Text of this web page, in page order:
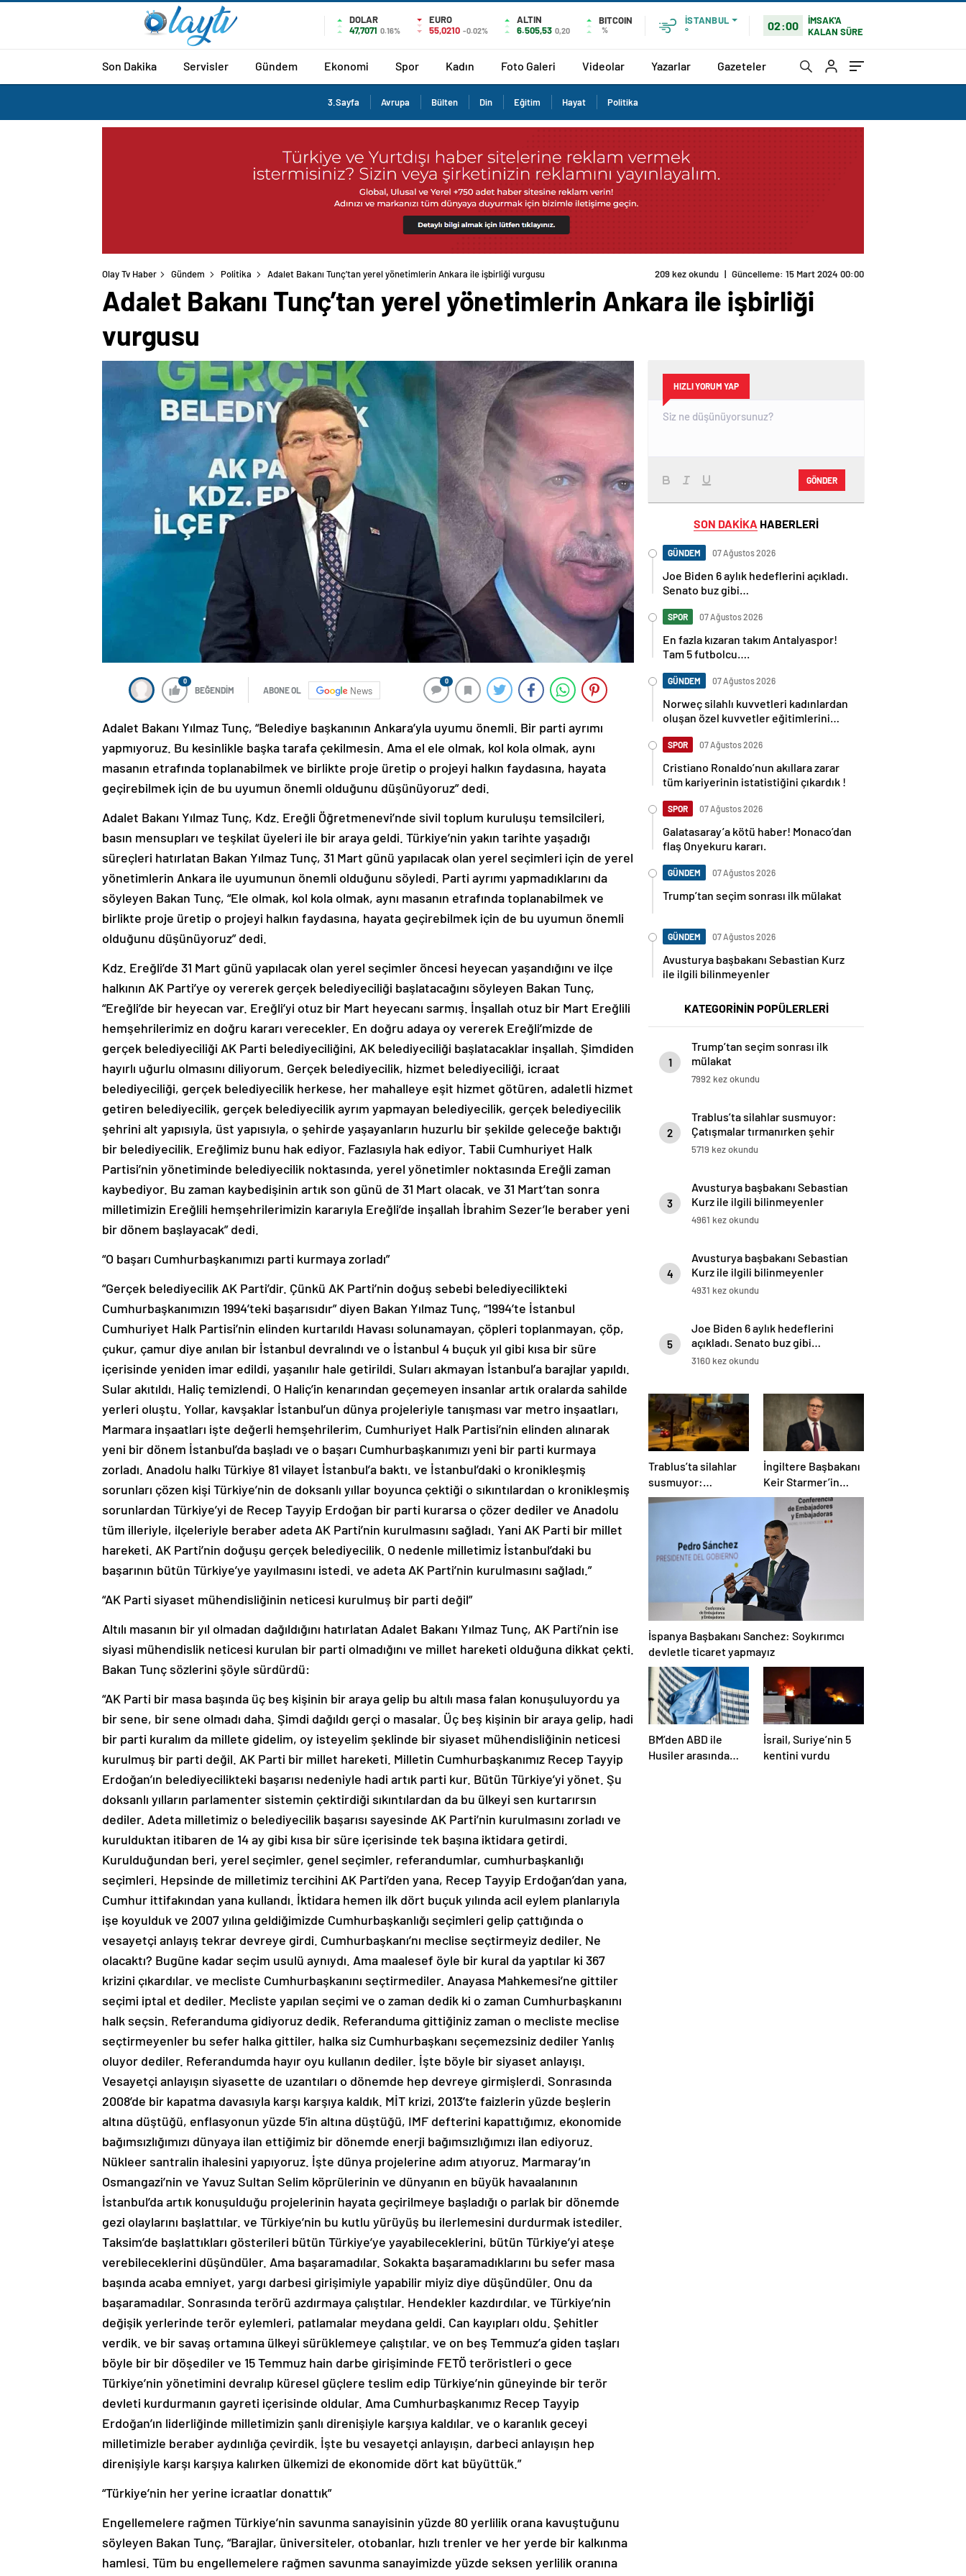
DOLAR
47,7071 0.16%
EURO
55,0210 -0.02%
ALTIN
6.505,53 0,20
BITCOIN
%
İSTANBUL
°
02:00
İMSAK'A
KALAN SÜRE
Son Dakika Servisler Gündem Ekonomi Spor Kadın Foto Galeri Videolar Yazarlar Gazeteler
3.Sayfa Avrupa Bülten Din Eğitim Hayat Politika
Olay Tv Haber Gündem Politika Adalet Bakanı Tunç’tan yerel yönetimlerin Ankara ile işbirliği vurgusu 209 kez okundu | Güncelleme: 15 Mart 2024 00:00
Adalet Bakanı Tunç’tan yerel yönetimlerin Ankara ile işbirliği
vurgusu
0
BEĞENDİM ABONE OL News
0
Adalet Bakanı Yılmaz Tunç, “Belediye başkanının Ankara’yla uyumu önemli. Bir parti ayrımı
yapmıyoruz. Bu kesinlikle başka tarafa çekilmesin. Ama el ele olmak, kol kola olmak, aynı
masanın etrafında toplanabilmek ve birlikte proje üretip o projeyi halkın faydasına, hayata
geçirebilmek için de bu uyumun önemli olduğunu düşünüyoruz” dedi.
Adalet Bakanı Yılmaz Tunç, Kdz. Ereğli Öğretmenevi’nde sivil toplum kuruluşu temsilcileri,
basın mensupları ve teşkilat üyeleri ile bir araya geldi. Türkiye’nin yakın tarihte yaşadığı
süreçleri hatırlatan Bakan Yılmaz Tunç, 31 Mart günü yapılacak olan yerel seçimleri için de yerel
yönetimlerin Ankara ile uyumunun önemli olduğunu söyledi. Parti ayrımı yapmadıklarını da
söyleyen Bakan Tunç, “Ele olmak, kol kola olmak, aynı masanın etrafında toplanabilmek ve
birlikte proje üretip o projeyi halkın faydasına, hayata geçirebilmek için de bu uyumun önemli
olduğunu düşünüyoruz” dedi.
Kdz. Ereğli’de 31 Mart günü yapılacak olan yerel seçimler öncesi heyecan yaşandığını ve ilçe
halkının AK Parti’ye oy vererek gerçek belediyeciliği başlatacağını söyleyen Bakan Tunç,
“Ereğli’de bir heyecan var. Ereğli’yi otuz bir Mart heyecanı sarmış. İnşallah otuz bir Mart Ereğlili
hemşehrilerimiz en doğru kararı verecekler. En doğru adaya oy vererek Ereğli’mizde de
gerçek belediyeciliği AK Parti belediyeciliğini, AK belediyeciliği başlatacaklar inşallah. Şimdiden
hayırlı uğurlu olmasını diliyorum. Gerçek belediyecilik, hizmet belediyeciliği, icraat
belediyeciliği, gerçek belediyecilik herkese, her mahalleye eşit hizmet götüren, adaletli hizmet
getiren belediyecilik, gerçek belediyecilik ayrım yapmayan belediyecilik, gerçek belediyecilik
şehrini alt yapısıyla, üst yapısıyla, o şehirde yaşayanların huzurlu bir şekilde geleceğe baktığı
bir belediyecilik. Ereğlimiz bunu hak ediyor. Fazlasıyla hak ediyor. Tabii Cumhuriyet Halk
Partisi’nin yönetiminde belediyecilik noktasında, yerel yönetimler noktasında Ereğli zaman
kaybediyor. Bu zaman kaybedişinin artık son günü de 31 Mart olacak. ve 31 Mart’tan sonra
milletimizin Ereğlili hemşehrilerimizin kararıyla Ereğli’de inşallah İbrahim Sezer’le beraber yeni
bir dönem başlayacak” dedi.
“O başarı Cumhurbaşkanımızı parti kurmaya zorladı”
“Gerçek belediyecilik AK Parti’dir. Çünkü AK Parti’nin doğuş sebebi belediyecilikteki
Cumhurbaşkanımızın 1994’teki başarısıdır” diyen Bakan Yılmaz Tunç, “1994’te İstanbul
Cumhuriyet Halk Partisi’nin elinden kurtarıldı Havası solunamayan, çöpleri toplanmayan, çöp,
çukur, çamur diye anılan bir İstanbul devralındı ve o İstanbul 4 buçuk yıl gibi kısa bir süre
içerisinde yeniden imar edildi, yaşanılır hale getirildi. Suları akmayan İstanbul’a barajlar yapıldı.
Sular akıtıldı. Haliç temizlendi. O Haliç’in kenarından geçemeyen insanlar artık oralarda sahilde
yerleri oluştu. Yollar, kavşaklar İstanbul’un dünya projeleriyle tanışması var metro inşaatları,
Marmara inşaatları işte değerli hemşehrilerim, Cumhuriyet Halk Partisi’nin elinden alınarak
yeni bir dönem İstanbul’da başladı ve o başarı Cumhurbaşkanımızı yeni bir parti kurmaya
zorladı. Anadolu halkı Türkiye 81 vilayet İstanbul’a baktı. ve İstanbul’daki o kronikleşmiş
sorunları çözen kişi Türkiye’nin de doksanlı yıllar boyunca çektiği o sıkıntılardan o kronikleşmiş
sorunlardan Türkiye’yi de Recep Tayyip Erdoğan bir parti kurarsa o çözer dediler ve Anadolu
tüm illeriyle, ilçeleriyle beraber adeta AK Parti’nin kurulmasını sağladı. Yani AK Parti bir millet
hareketi. AK Parti’nin doğuşu gerçek belediyecilik. O nedenle milletimiz İstanbul’daki bu
başarının bütün Türkiye’ye yayılmasını istedi. ve adeta AK Parti’nin kurulmasını sağladı.”
“AK Parti siyaset mühendisliğinin neticesi kurulmuş bir parti değil”
Altılı masanın bir yıl olmadan dağıldığını hatırlatan Adalet Bakanı Yılmaz Tunç, AK Parti’nin ise
siyasi mühendislik neticesi kurulan bir parti olmadığını ve millet hareketi olduğuna dikkat çekti.
Bakan Tunç sözlerini şöyle sürdürdü:
“AK Parti bir masa başında üç beş kişinin bir araya gelip bu altılı masa falan konuşuluyordu ya
bir sene, bir sene olmadı daha. Şimdi dağıldı gerçi o masalar. Üç beş kişinin bir araya gelip, hadi
bir parti kuralım da millete gidelim, oy isteyelim şeklinde bir siyaset mühendisliğinin neticesi
kurulmuş bir parti değil. AK Parti bir millet hareketi. Milletin Cumhurbaşkanımız Recep Tayyip
Erdoğan’ın belediyecilikteki başarısı nedeniyle hadi artık parti kur. Bütün Türkiye’yi yönet. Şu
doksanlı yılların parlamenter sistemin çektirdiği sıkıntılardan da bu ülkeyi sen kurtarırsın
dediler. Adeta milletimiz o belediyecilik başarısı sayesinde AK Parti’nin kurulmasını zorladı ve
kurulduktan itibaren de 14 ay gibi kısa bir süre içerisinde tek başına iktidara getirdi.
Kurulduğundan beri, yerel seçimler, genel seçimler, referandumlar, cumhurbaşkanlığı
seçimleri. Hepsinde de milletimiz tercihini AK Parti’den yana, Recep Tayyip Erdoğan’dan yana,
Cumhur ittifakından yana kullandı. İktidara hemen ilk dört buçuk yılında acil eylem planlarıyla
işe koyulduk ve 2007 yılına geldiğimizde Cumhurbaşkanlığı seçimleri gelip çattığında o
vesayetçi anlayış tekrar devreye girdi. Cumhurbaşkanı’nı meclise seçtirmeyiz dediler. Ne
olacaktı? Bugüne kadar seçim usulü aynıydı. Ama maalesef öyle bir kural da yaptılar ki 367
krizini çıkardılar. ve mecliste Cumhurbaşkanını seçtirmediler. Anayasa Mahkemesi’ne gittiler
seçimi iptal et dediler. Mecliste yapılan seçimi ve o zaman dedik ki o zaman Cumhurbaşkanını
halk seçsin. Referanduma gidiyoruz dedik. Referanduma gittiğiniz zaman o mecliste meclise
seçtirmeyenler bu sefer halka gittiler, halka siz Cumhurbaşkanı seçemezsiniz dediler Yanlış
oluyor dediler. Referandumda hayır oyu kullanın dediler. İşte böyle bir siyaset anlayışı.
Vesayetçi anlayışın siyasette de uzantıları o dönemde hep devreye girmişlerdi. Sonrasında
2008’de bir kapatma davasıyla karşı karşıya kaldık. MİT krizi, 2013’te faizlerin yüzde beşlerin
altına düştüğü, enflasyonun yüzde 5’in altına düştüğü, IMF defterini kapattığımız, ekonomide
bağımsızlığımızı dünyaya ilan ettiğimiz bir dönemde enerji bağımsızlığımızı ilan ediyoruz.
Nükleer santralin ihalesini yapıyoruz. İşte dünya projelerine adım atıyoruz. Marmaray’ın
Osmangazi’nin ve Yavuz Sultan Selim köprülerinin ve dünyanın en büyük havaalanının
İstanbul’da artık konuşulduğu projelerinin hayata geçirilmeye başladığı o parlak bir dönemde
gezi olaylarını başlattılar. ve Türkiye’nin bu kutlu yürüyüş bu ilerlemesini durdurmak istediler.
Taksim’de başlattıkları gösterileri bütün Türkiye’ye yayabileceklerini, bütün Türkiye’yi ateşe
verebileceklerini düşündüler. Ama başaramadılar. Sokakta başaramadıklarını bu sefer masa
başında acaba emniyet, yargı darbesi girişimiyle yapabilir miyiz diye düşündüler. Onu da
başaramadılar. Sonrasında terörü azdırmaya çalıştılar. Hendekler kazdırdılar. ve Türkiye’nin
değişik yerlerinde terör eylemleri, patlamalar meydana geldi. Can kayıpları oldu. Şehitler
verdik. ve bir savaş ortamına ülkeyi sürüklemeye çalıştılar. ve on beş Temmuz’a giden taşları
böyle bir bir döşediler ve 15 Temmuz hain darbe girişiminde FETÖ teröristleri o gece
Türkiye’nin yönetimini devralıp küresel güçlere teslim edip Türkiye’nin güneyinde bir terör
devleti kurdurmanın gayreti içerisinde oldular. Ama Cumhurbaşkanımız Recep Tayyip
Erdoğan’ın liderliğinde milletimizin şanlı direnişiyle karşıya kaldılar. ve o karanlık geceyi
milletimizle beraber aydınlığa çevirdik. İşte bu vesayetçi anlayışın, darbeci anlayışın hep
direnişiyle karşı karşıya kalırken ülkemizi de ekonomide dört kat büyüttük.”
“Türkiye’nin her yerine icraatlar donattık”
Engellemelere rağmen Türkiye’nin savunma sanayisinin yüzde 80 yerlilik orana kavuştuğunu
söyleyen Bakan Tunç, “Barajlar, üniversiteler, otobanlar, hızlı trenler ve her yerde bir kalkınma
hamlesi. Tüm bu engellemelere rağmen savunma sanayimizde yüzde seksen yerlilik oranına
HIZLI YORUM YAP
GÖNDER
SON DAKİKA HABERLERİ
GÜNDEM 07 Ağustos 2026
Joe Biden 6 aylık hedeflerini açıkladı.
Senato buz gibi…
SPOR 07 Ağustos 2026
En fazla kızaran takım Antalyaspor!
Tam 5 futbolcu….
GÜNDEM 07 Ağustos 2026
Norweç silahlı kuvvetleri kadınlardan
oluşan özel kuvvetler eğitimlerini
SPOR 07 Ağustos 2026
Cristiano Ronaldo’nun akıllara zarar
tüm kariyerinin istatistiğini çıkardık !
SPOR 07 Ağustos 2026
Galatasaray’a kötü haber! Monaco’dan
flaş Onyekuru kararı.
GÜNDEM 07 Ağustos 2026
Trump’tan seçim sonrası ilk mülakat
GÜNDEM 07 Ağustos 2026
Avusturya başbakanı Sebastian Kurz
ile ilgili bilinmeyenler
KATEGORİNİN POPÜLERLERİ
1
Trump’tan seçim sonrası ilk
mülakat
7992 kez okundu
2
Trablus’ta silahlar susmuyor:
Çatışmalar tırmanırken şehir
alarmda
5719 kez okundu
3
Avusturya başbakanı Sebastian
Kurz ile ilgili bilinmeyenler
4961 kez okundu
4
Avusturya başbakanı Sebastian
Kurz ile ilgili bilinmeyenler
4931 kez okundu
5
Joe Biden 6 aylık hedeflerini
açıkladı. Senato buz gibi…
3160 kez okundu
Trablus’ta silahlar
susmuyor:
Çatışmalar
İngiltere Başbakanı
Keir Starmer’in
evinde yangın çıktı
İspanya Başbakanı Sanchez: Soykırımcı
devletle ticaret yapmayız
BM’den ABD ile
Husiler arasında
İsrail, Suriye’nin 5
kentini vurdu